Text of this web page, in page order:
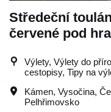
Středeční
červené pod
Výlety, Výlety do
cestopisy, Tipy na
Kámen, Vysočina,
Pelhřimovsko